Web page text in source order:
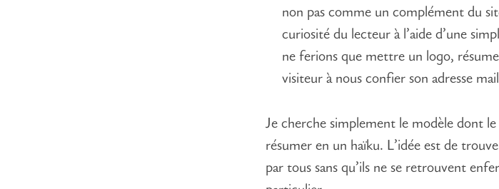
non pas comme un complément du
curiosité du lecteur à l’aide d’une
ne ferions que mettre un logo,
visiteur à nous confier son adresse mail
Je cherche simplement le modèle dont
résumer en un haïku. L’idée est de
par tous sans qu’ils ne se retrouvent